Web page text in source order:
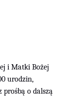
i Matki Bożej
urodzin,
prośbą o dalszą